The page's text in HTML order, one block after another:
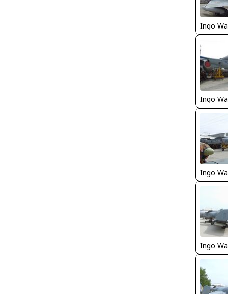
Ingo
Ingo
Ingo
Ingo